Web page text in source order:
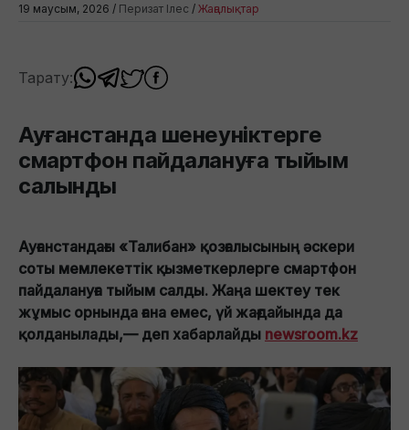
19 маусым, 2026 / Перизат Ілес / Жаңалықтар
Тарату:
Ауғанстанда шенеуніктерге
смартфон пайдалануға тыйым
салынды
Ауғанстандағы «Талибан» қозғалысының әскери
соты мемлекеттік қызметкерлерге смартфон
пайдалануға тыйым салды. Жаңа шектеу тек
жұмыс орнында ғана емес, үй жағдайында да
қолданылады,— деп хабарлайды newsroom.kz